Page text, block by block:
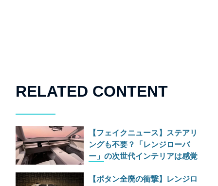
RELATED CONTENT
【フェイクニュース】ステアリ
ングも不要？「レンジローバ
ー」の次世代インテリアは感覚
ズムへ
【ボタン全廃の衝撃】レンジロ